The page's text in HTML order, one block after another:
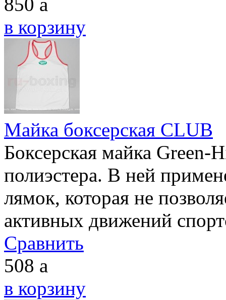
в корзину
Майка боксерская CLUB
Боксерская майка
полиэстера. В ней
лямок, которая не
активных движений
Сравнить
508 a
в корзину